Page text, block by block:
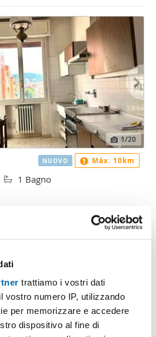
trattiamo i vostri dati
vostro numero IP, utilizzando
per memorizzare e accedere
dispositivo al fine di
1/20
1 Bagno
NUOVO Máx. 10km